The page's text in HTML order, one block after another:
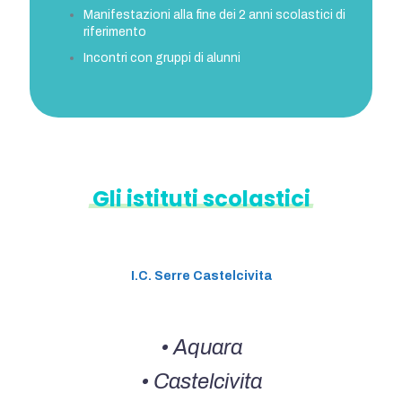
Manifestazioni alla fine dei 2 anni scolastici di
riferimento
Incontri con gruppi di alunni
Gliistitutiscolastici
I.C. Serre Castelcivita
• Aquara
• Castelcivita